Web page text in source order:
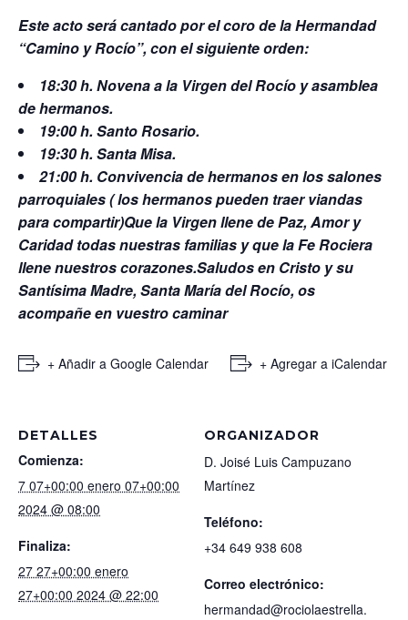
Este acto será cantado por el coro de la Hermandad
“Camino y Rocío”, con el siguiente orden:
18:30 h. Novena a la Virgen del Rocío y asamblea
de hermanos.
19:00 h. Santo Rosario.
19:30 h. Santa Misa.
21:00 h. Convivencia de hermanos en los salones
parroquiales ( los hermanos pueden traer viandas
para compartir)Que la Virgen llene de Paz, Amor y
Caridad todas nuestras familias y que la Fe Rociera
llene nuestros corazones.Saludos en Cristo y su
Santísima Madre, Santa María del Rocío, os
acompañe en vuestro caminar
+ Añadir a Google Calendar + Agregar a iCalendar
DETALLES
Comienza:
7 07+00:00 enero 07+00:00
2024 @ 08:00
Finaliza:
27 27+00:00 enero
27+00:00 2024 @ 22:00
ORGANIZADOR
D. Joisé Luis Campuzano
Martínez
Teléfono:
+34 649 938 608
Correo electrónico:
hermandad@rociolaestrella.